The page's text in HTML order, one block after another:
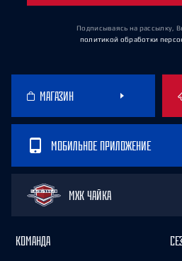
Подписываясь на рассылку,
политикой обработки
МАГАЗИН
МОБИЛЬНОЕ ПРИЛОЖЕНИЕ
МХК ЧАЙКА
КОМАНДА